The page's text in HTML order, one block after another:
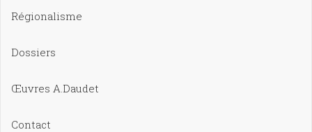
Régionalisme
Dossiers
Œuvres A.Daudet
Contact